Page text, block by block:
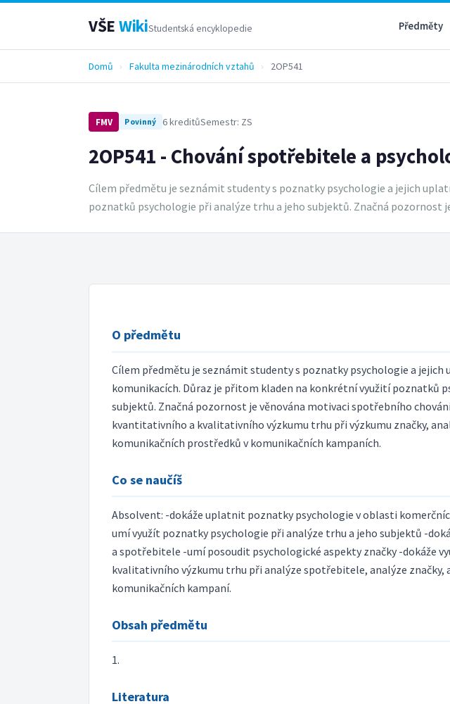
VŠE WikiStudentská encyklopedie Předměty
Domů › Fakulta mezinárodních vztahů › 2OP541
FMV Povinný 6 kreditůSemestr: ZS
2OP541 - Chování spotřebitele a
Cílem předmětu je seznámit studenty s poznatky psychologie a jejich
poznatků psychologie při analýze trhu a jeho subjektů. Značná
O předmětu
Cílem předmětu je seznámit studenty s poznatky psychologie a
komunikacích. Důraz je přitom kladen na konkrétní využití poznatků
subjektů. Značná pozornost je věnována motivaci spotřebního
kvantitativního a kvalitativního výzkumu trhu při výzkumu značky,
komunikačních prostředků v komunikačních kampaních.
Co se naučíš
Absolvent: -dokáže uplatnit poznatky psychologie v oblasti
umí využít poznatky psychologie při analýze trhu a jeho subjektů -
a spotřebitele -umí posoudit psychologické aspekty značky -dokáže
kvalitativního výzkumu trhu při analýze spotřebitele, analýze značky,
komunikačních kampaní.
Obsah předmětu
1.
Literatura